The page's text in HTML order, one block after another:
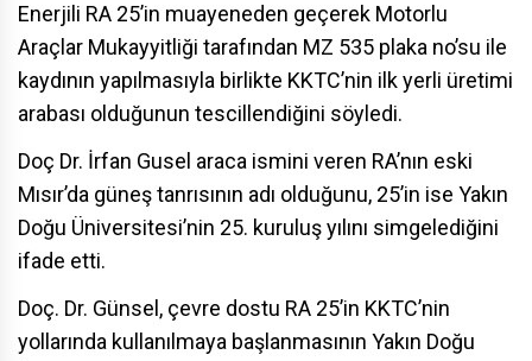
Enerjili RA 25’in muayeneden geçerek Motorlu
Araçlar Mukayyitliği tarafından MZ 535 plaka no’su ile
kaydının yapılmasıyla birlikte KKTC’nin ilk yerli üretimi
arabası olduğunun tescillendiğini söyledi.
Doç Dr. İrfan Gusel araca ismini veren RA’nın eski
Mısır’da güneş tanrısının adı olduğunu, 25’in ise Yakın
Doğu Üniversitesi’nin 25. kuruluş yılını simgelediğini
ifade etti.
Doç. Dr. Günsel, çevre dostu RA 25’in KKTC’nin
yollarında kullanılmaya başlanmasının Yakın Doğu